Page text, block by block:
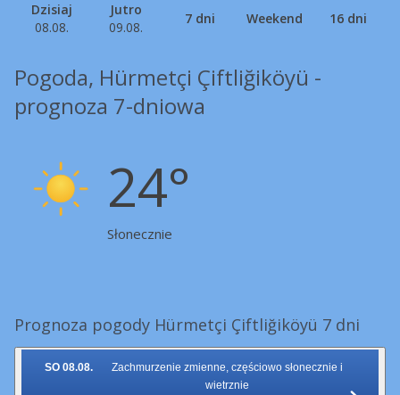
Dzisiaj
08.08.
Jutro
09.08.
7 dni Weekend 16 dni
Pogoda, Hürmetçi Çiftliğiköyü -
prognoza 7-dniowa
24°
Słonecznie
Prognoza pogody Hürmetçi Çiftliğiköyü 7 dni
SO 08.08.
Zachmurzenie zmienne, częściowo słonecznie i
wietrznie